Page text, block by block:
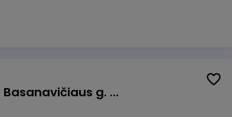
Pamainos vadovas (-ė), J. Basanavičiaus g. 6, Jonava